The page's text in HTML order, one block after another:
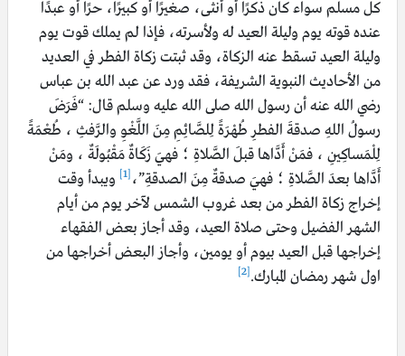
كل مسلم سواء كان ذكرًا أو أنثى، صغيرًا أو كبيرًا، حرًا أو عبدًا
عنده قوته يوم وليلة العيد له ولأسرته، فإذا لم يملك قوت يوم
وليلة العيد تسقط عنه الزكاة، وقد ثبتت زكاة الفطر في العديد
من الأحاديث النبوية الشريفة، فقد ورد عن عبد الله بن عباس
رضي الله عنه أن رسول الله صلى الله عليه وسلم قال: “فَرَضَ
رسولُ اللهِ صدقةَ الفطرِ طُهْرَةً لِلصَّائِمِ مِنَ اللَّغْوِ والرَّفثِ ، طُعْمَةً
لِلْمَساكِينِ ، فمَنْ أَدَّاها قبلَ الصَّلاةِ ؛ فهيَ زَكَاةٌ مَقْبُولَةٌ ، ومَنْ
أَدَّاها بعدَ الصَّلاةِ ؛ فهيَ صدقةٌ مِنَ الصدقةِ”،[1]
ويبدأ وقت
إخراج زكاة الفطر من بعد غروب الشمس لآخر يوم من أيام
الشهر الفضيل وحتى صلاة العيد، وقد أجاز بعض الفقهاء
إخراجها قبل العيد بيوم أو يومين، وأجاز البعض أخراجها من
اول شهر رمضان المبارك.[2]